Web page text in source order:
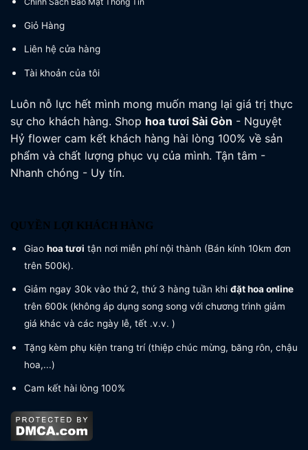
Giỏ Hàng
Liên hệ cửa hàng
Tài khoản của tôi
Luôn nỗ lực hết mình mong muốn mang lại giá trị thực
sự cho khách hàng. Shop hoa tươi Sài Gòn - Nguyệt
Hỷ flower cam kết khách hàng hài lòng 100% về sản
phẩm và chất lượng phục vụ của mình. Tận tâm -
Nhanh chóng - Uy tín.
QUYỀN LỢI KHÁCH HÀNG
Giao hoa tươi tận nơi miễn phí nội thành (Bán kính 10km đơn
trên 500k).
Giảm ngay 30k vào thứ 2, thứ 3 hàng tuần khi đặt hoa online
trên 600k (không áp dụng song song với chương trình giảm
giá khác và các ngày lễ, tết .v.v. )
Tặng kèm phụ kiện trang trí (thiệp chúc mừng, băng rôn, chậu
hoa,...)
Cam kết hài lòng 100%